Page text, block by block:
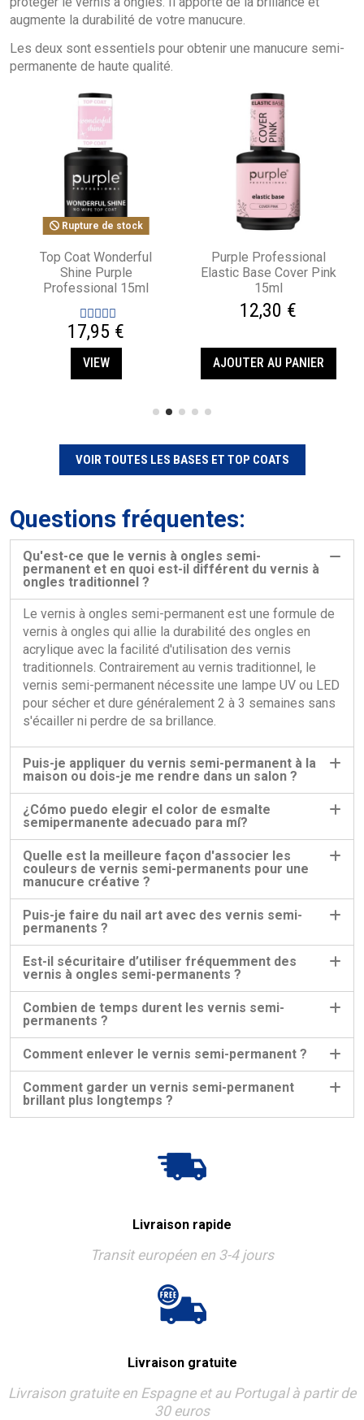
augmente la durabilité de votre manucure.
Les deux sont essentiels pour obtenir une manucure semi-
permanente de haute qualité.
Rupture de stock
Top Coat Wonderful
Shine Purple
Professional 15ml
17,95 €
VIEW
Purple Professional
Elastic Base Cover Pink
15ml
12,30 €
AJOUTER AU PANIER
VOIR TOUTES LES BASES ET TOP COATS
Questions fréquentes:
Qu'est-ce que le vernis à ongles semi-
permanent et en quoi est-il différent du vernis à
ongles traditionnel ?
Le vernis à ongles semi-permanent est une formule de
vernis à ongles qui allie la durabilité des ongles en
acrylique avec la facilité d'utilisation des vernis
traditionnels. Contrairement au vernis traditionnel, le
vernis semi-permanent nécessite une lampe UV ou LED
pour sécher et dure généralement 2 à 3 semaines sans
s'écailler ni perdre de sa brillance.
Puis-je appliquer du vernis semi-permanent à la
maison ou dois-je me rendre dans un salon ?
¿Cómo puedo elegir el color de esmalte
semipermanente adecuado para mí?
Quelle est la meilleure façon d'associer les
couleurs de vernis semi-permanents pour une
manucure créative ?
Puis-je faire du nail art avec des vernis semi-
permanents ?
Est-il sécuritaire d’utiliser fréquemment des
vernis à ongles semi-permanents ?
Combien de temps durent les vernis semi-
permanents ?
Comment enlever le vernis semi-permanent ?
Comment garder un vernis semi-permanent
brillant plus longtemps ?
Livraison rapide
Transit européen en 3-4 jours
Livraison gratuite
Livraison gratuite en Espagne et au Portugal à partir de
30 euros